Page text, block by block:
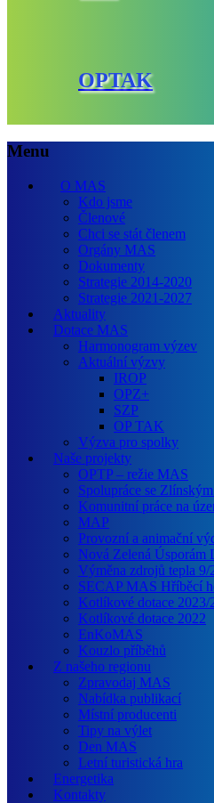
OPTAK
Menu
O MAS
Kdo jsme
Členové
Chci se stát členem
Orgány MAS
Dokumenty
Strategie 2014-2020
Strategie 2021-2027
Aktuality
Dotace MAS
Harmonogram výzev
Aktuální výzvy
IROP
OPZ+
SZP
OP TAK
Výzva pro spolky
Naše projekty
OPTP – režie MAS
Spolupráce se
Komunitní práce na
MAP
Provozní a animační
Nová Zelená Úsporám
Výměna zdrojů tepla 9/
SECAP MAS Hříběcí
Kotlíkové dotace 2023/
Kotlíkové dotace 2022
EnKoMAS
Kouzlo příběhů
Z našeho regionu
Zpravodaj MAS
Nabídka publikací
Místní producenti
Tipy na výlet
Den MAS
Letní turistická hra
Energetika
Kontakty